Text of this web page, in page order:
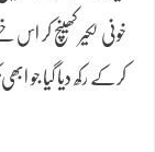
خونی لکیر کھینچ کر
کرکے رکھ دیا گیا جو